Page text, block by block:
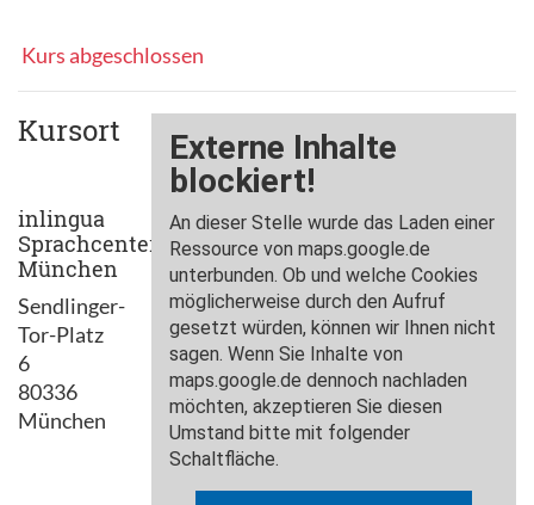
Kurs abgeschlossen
Kursort
inlingua
Sprachcenter
München
Sendlinger-
Tor-Platz
6
80336
München